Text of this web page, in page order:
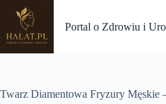
Przejdź
treści
Portal o Zdrowiu i
Twarz Diamentowa Fryzury Męskie